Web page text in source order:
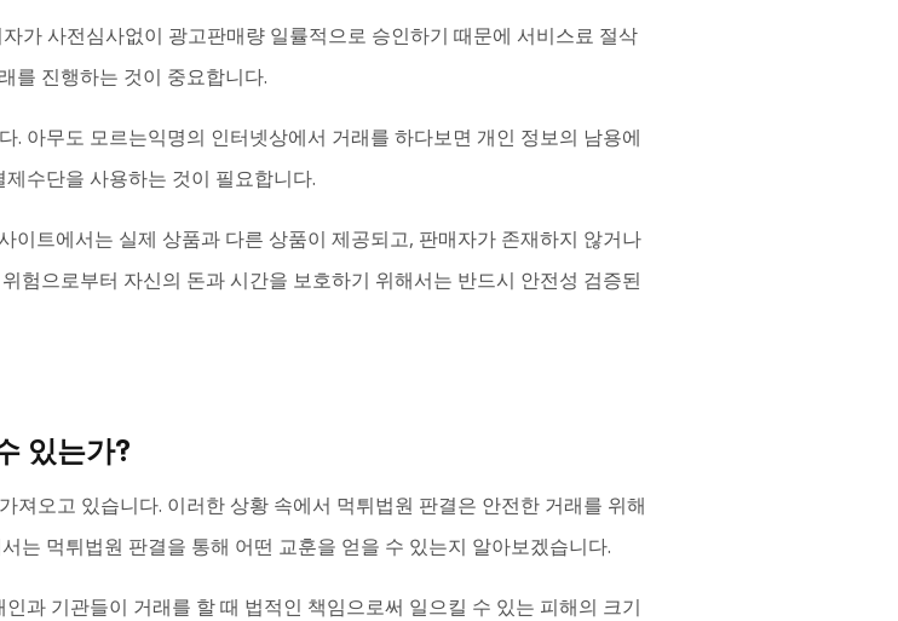
가 사전심사없이 광고판매량 일률적으로 승인하기 때문에 서비스료 절삭
를 진행하는 것이 중요합니다.
. 아무도 모르는익명의 인터넷상에서 거래를 하다보면 개인 정보의 남용에
수단을 사용하는 것이 필요합니다.
이트에서는 실제 상품과 다른 상품이 제공되고, 판매자가 존재하지 않거나
험으로부터 자신의 돈과 시간을 보호하기 위해서는 반드시 안전성 검증된
있는가?
져오고 있습니다. 이러한 상황 속에서 먹튀법원 판결은 안전한 거래를 위해
는 먹튀법원 판결을 통해 어떤 교훈을 얻을 수 있는지 알아보겠습니다.
과 기관들이 거래를 할 때 법적인 책임으로써 일으킬 수 있는 피해의 크기